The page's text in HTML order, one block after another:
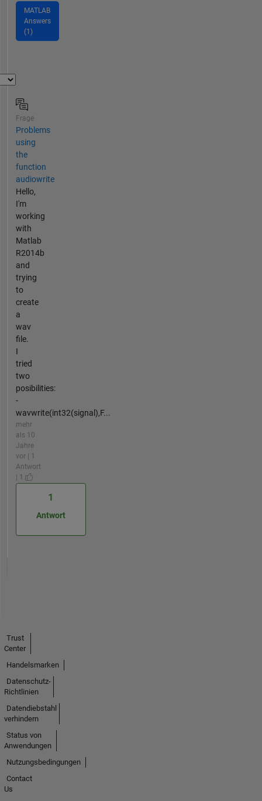
MATLAB
Answers
(1)
Frage
Problems
using
the
function
audiowrite
Hello,
I'm
working
with
Matlab
R2014b
and
trying
to
create
a
wav
file.
I
tried
two
posibilities:
-
wavwrite(int32(signal),F...
mehr
als 10
Jahre
vor | 1
Antwort
| 1
1
Antwort
Trust
Center
Handelsmarken
Datenschutz-
Richtlinien
Datendiebstahl
verhindern
Status von
Anwendungen
Nutzungsbedingungen
Contact
Us